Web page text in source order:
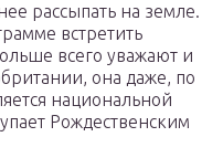
рассыпать на земле.
встретить
всего уважают и
она даже, по
национальной
Рождественским